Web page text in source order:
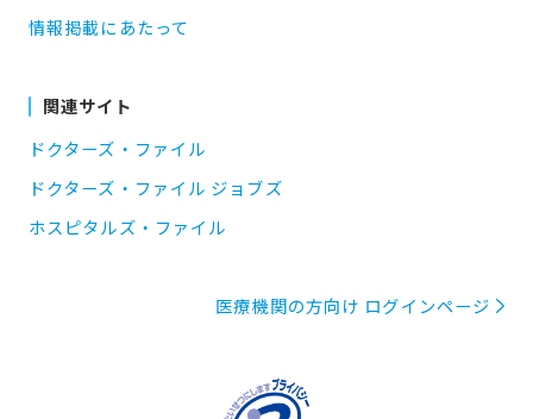
情報掲載にあたって
関連サイト
ドクターズ・ファイル
ドクターズ・ファイル ジョブズ
ホスピタルズ・ファイル
医療機関の方向け ログインページ